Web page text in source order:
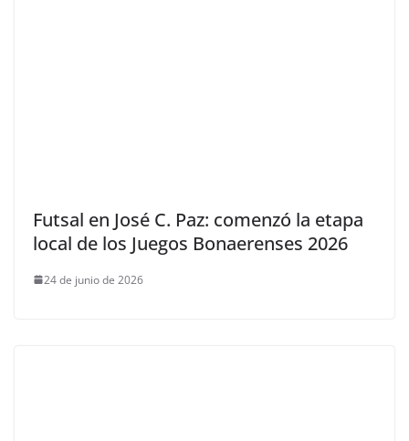
Futsal en José C. Paz: comenzó la etapa
local de los Juegos Bonaerenses 2026
24 de junio de 2026